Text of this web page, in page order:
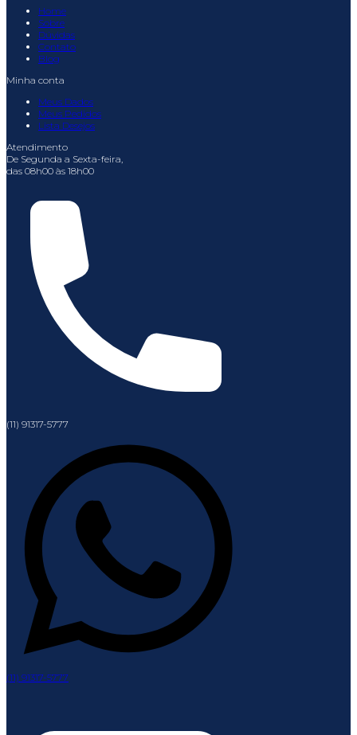
Home
Sobre
Dúvidas
Contato
Blog
Minha conta
Meus Dados
Meus Pedidos
Lista Desejos
Atendimento
De Segunda a Sexta-feira,
das 08h00 às 18h00
(11) 91317-5777
(11) 91317-5777